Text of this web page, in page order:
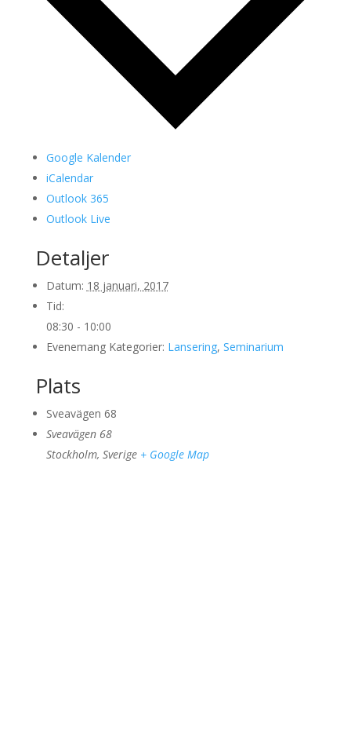
Google Kalender
iCalendar
Outlook 365
Outlook Live
Detaljer
Datum: 18 januari, 2017
Tid:
08:30 - 10:00
Evenemang Kategorier: Lansering, Seminarium
Plats
Sveavägen 68
Sveavägen 68
Stockholm, Sverige + Google Map